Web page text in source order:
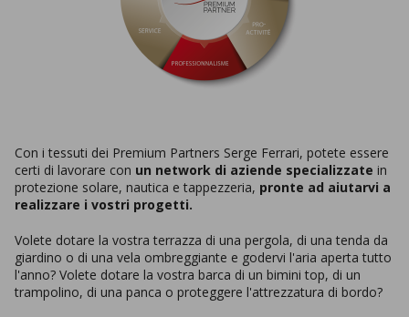
Con i tessuti dei Premium Partners Serge Ferrari, potete essere
certi di lavorare con un network di aziende specializzate in
protezione solare, nautica e tappezzeria, pronte ad aiutarvi a
realizzare i vostri progetti.
Volete dotare la vostra terrazza di una pergola, di una tenda da
giardino o di una vela ombreggiante e godervi l'aria aperta tutto
l'anno? Volete dotare la vostra barca di un bimini top, di un
trampolino, di una panca o proteggere l'attrezzatura di bordo?